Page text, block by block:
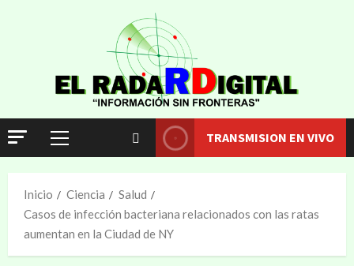
TRANSMISION EN VIVO
Inicio Ciencia
Salud
Casos de infección bacteriana relacionados con las ratas
aumentan en la Ciudad de NY